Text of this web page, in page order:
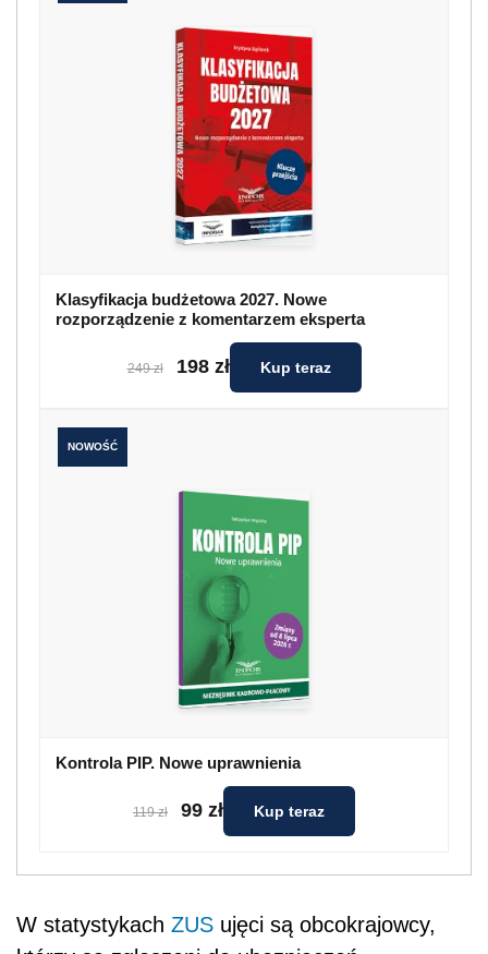
Klasyfikacja budżetowa 2027. Nowe
rozporządzenie z komentarzem eksperta
249 zł 198 zł Kup teraz
NOWOŚĆ
Kontrola PIP. Nowe uprawnienia
119 zł 99 zł Kup teraz
W statystykach ZUS ujęci są obcokrajowcy,